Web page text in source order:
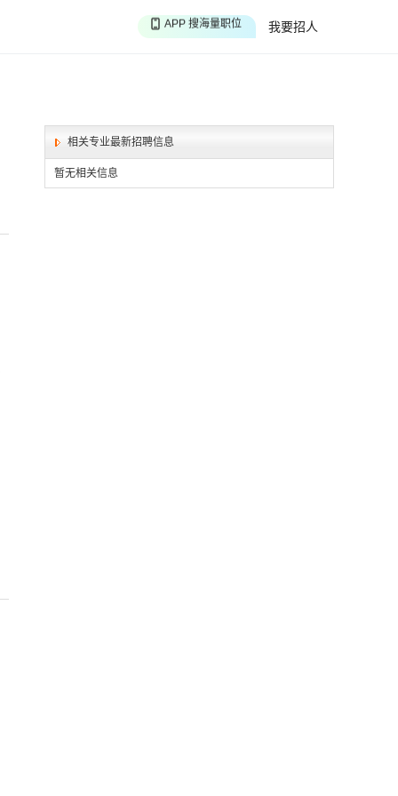
我要招人
APP 聊投递进度
相关专业最新招聘信息
暂无相关信息